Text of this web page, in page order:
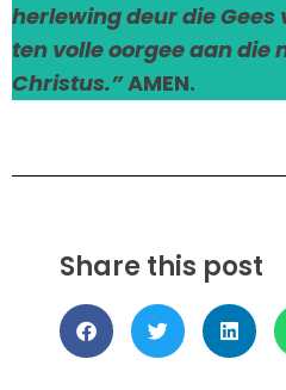
herlewing deur die Gees
ten volle oorgee aan die
Christus.”AMEN.
Share this post